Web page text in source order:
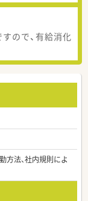
ので、有給消化
法、社内規則によ